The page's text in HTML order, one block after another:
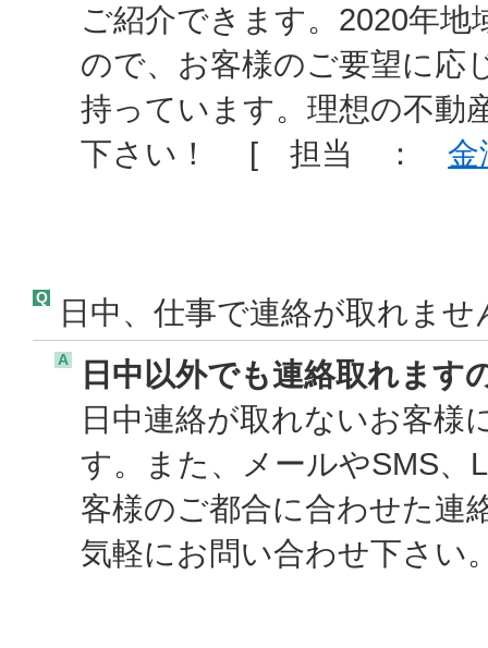
ご紹介できます。2020年
ので、お客様のご要望に応
持っています。理想の不動
下さい！ [ 担当 ：
Q 日中、仕事で連絡が取れま
A
日中以外でも連絡取れます
日中連絡が取れないお客様
す。また、メールやSMS
客様のご都合に合わせた連
気軽にお問い合わせ下